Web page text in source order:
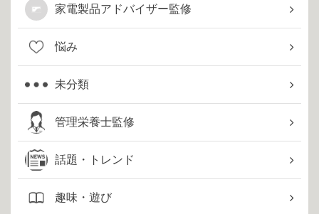
家電製品アドバイザー監修
悩み
未分類
管理栄養士監修
話題・トレンド
趣味・遊び